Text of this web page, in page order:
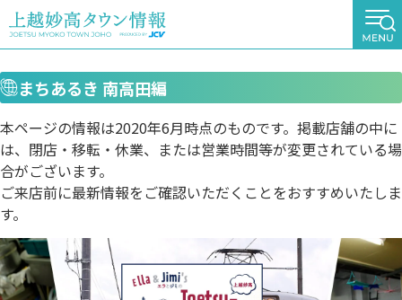
まちあるき 南高田編
本ページの情報は2020年6月時点のものです。掲載店舗の中に
は、閉店・移転・休業、または営業時間等が変更されている場
合がございます。
ご来店前に最新情報をご確認いただくことをおすすめいたしま
す。